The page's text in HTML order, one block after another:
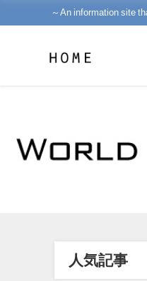
～An information site
人気記事